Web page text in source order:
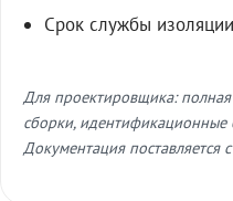
Срок службы
Для проектировщика:
сборки,
Документация поставляется